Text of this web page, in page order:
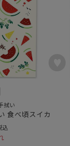
拭い
食べ頃スイカ
込